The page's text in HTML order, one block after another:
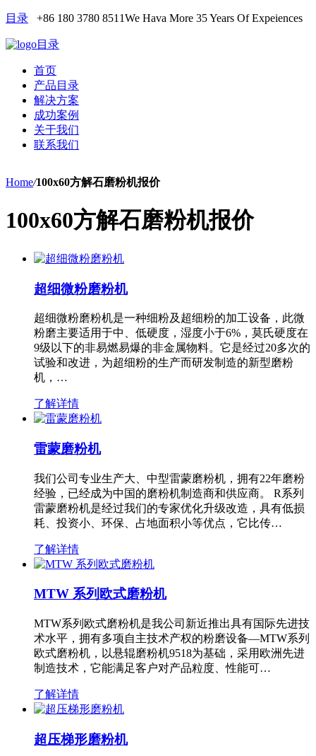
目录 +86 180 3780 8511We Hava More 35 Years Of Expeiences
目录
首页
产品目录
解决方案
成功案例
关于我们
联系我们
Home/100x60方解石磨粉机报价
100x60方解石磨粉机报价
超细微粉磨粉机
超细微粉磨粉机是一种细粉及超细粉的加工设备，此微
粉磨主要适用于中、低硬度，湿度小于6%，莫氏硬度在
9级以下的非易燃易爆的非金属物料。它是经过20多次的
试验和改进，为超细粉的生产而研发制造的新型磨粉
机，…
了解详情
雷蒙磨粉机
我们公司专业生产大、中型雷蒙磨粉机，拥有22年磨粉
经验，已经成为中国的磨粉机制造商和供应商。 R系列
雷蒙磨粉机是经过我们的专家优化升级改造，具有低损
耗、投资小、环保、占地面积小等优点，它比传…
了解详情
MTW 系列欧式磨粉机
MTW系列欧式磨粉机是我公司新近推出具有国际先进技
术水平，拥有多项自主技术产权的粉磨设备—MTW系列
欧式磨粉机，以悬辊磨粉机9518为基础，采用欧洲先进
制造技术，它能满足客户对产品粒度、性能可…
了解详情
超压梯形磨粉机